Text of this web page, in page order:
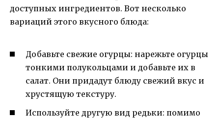
доступных ингредиентов. Вот несколько
вариаций этого вкусного блюда:
Добавьте свежие огурцы: нарежьте огурцы
тонкими полукольцами и добавьте их в
салат. Они придадут блюду свежий вкус и
хрустящую текстуру.
Используйте другую вид редьки: помимо